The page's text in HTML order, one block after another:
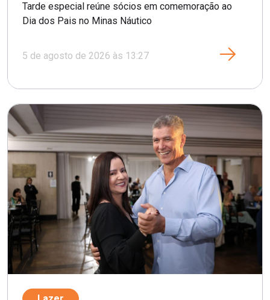
Tarde especial reúne sócios em comemoração ao
Dia dos Pais no Minas Náutico
5 de agosto de 2026 às 13:27